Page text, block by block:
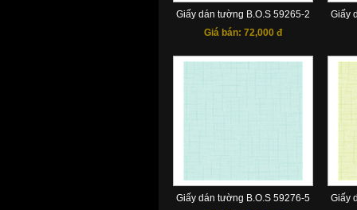
Giấy dán tường B.O.S 59265-2
Giá bán: 72,000 đ
Giấy
Giấy dán tường B.O.S 59276-5
Giấy